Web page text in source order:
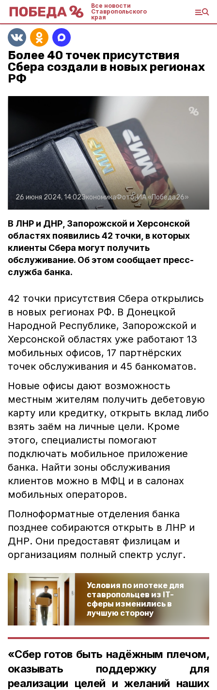
Все новости
Ставропольского
края
Более 40 точек присутствия
Сбера создали в новых регионах
РФ
26 июня 2024, 14:02ЭкономикаФото:ИА «Победа26»
В ЛНР и ДНР, Запорожской и Херсонской
областях появились 42 точки, в которых
клиенты Сбера могут получить
обслуживание. Об этом сообщает пресс-
служба банка.
42 точки присутствия Сбера открылись
в новых регионах РФ. В Донецкой
Народной Республике, Запорожской и
Херсонской областях уже работают 13
мобильных офисов, 17 партнёрских
точек обслуживания и 45 банкоматов.
Новые офисы дают возможность
местным жителям получить дебетовую
карту или кредитку, открыть вклад либо
взять заём на личные цели. Кроме
этого, специалисты помогают
подключать мобильное приложение
банка. Найти зоны обслуживания
клиентов можно в МФЦ и в салонах
мобильных операторов.
Полноформатные отделения банка
позднее собираются открыть в ЛНР и
ДНР. Они предоставят физлицам и
организациям полный спектр услуг.
Условия по ипотеке для
ставропольцев из IT-
сферы изменились в
лучшую сторону
«Сбер готов быть надёжным плечом,
оказывать поддержку для
реализации целей и желаний наших